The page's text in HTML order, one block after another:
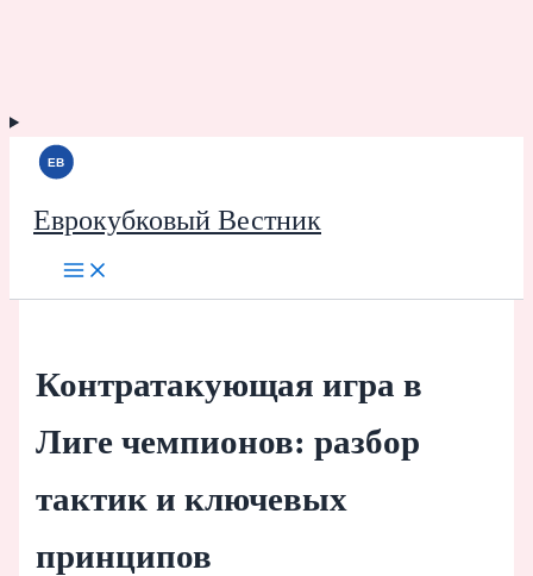
Еврокубковый Вестник
Контратакующая игра в
Лиге чемпионов: разбор
тактик и ключевых
принципов